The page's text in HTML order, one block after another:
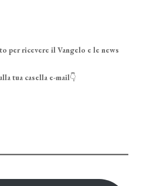
per ricevere il Vangelo e le news
tua casella e-mail👇